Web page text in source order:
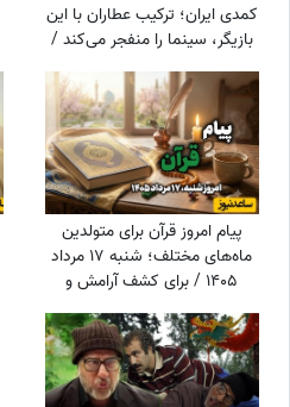
کمدی ایران؛ ترکیب عطاران با این
بازیگر، سینما را منفجر می‌کند /
پیام امروز قرآن برای متولدین
ماه‌های مختلف؛ شنبه 17 مرداد
1405 / برای کشف آرامش و